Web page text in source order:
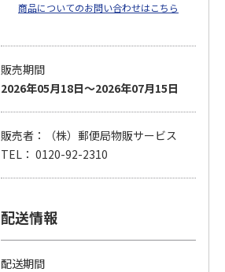
商品についてのお問い合わせはこちら
販売期間
2026年05月18日～2026年07月15日
販売者：（株）郵便局物販サービス
TEL： 0120-92-2310
配送情報
配送期間